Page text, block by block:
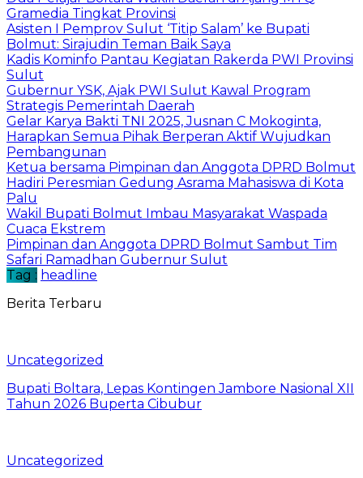
Gramedia Tingkat Provinsi
Asisten I Pemprov Sulut ‘Titip Salam’ ke Bupati
Bolmut: Sirajudin Teman Baik Saya
Kadis Kominfo Pantau Kegiatan Rakerda PWI Provinsi
Sulut
Gubernur YSK, Ajak PWI Sulut Kawal Program
Strategis Pemerintah Daerah
Gelar Karya Bakti TNI 2025, Jusnan C Mokoginta,
Harapkan Semua Pihak Berperan Aktif Wujudkan
Pembangunan
Ketua bersama Pimpinan dan Anggota DPRD Bolmut
Hadiri Peresmian Gedung Asrama Mahasiswa di Kota
Palu
Wakil Bupati Bolmut Imbau Masyarakat Waspada
Cuaca Ekstrem
Pimpinan dan Anggota DPRD Bolmut Sambut Tim
Safari Ramadhan Gubernur Sulut
Tag : headline
Berita Terbaru
Uncategorized
Bupati Boltara, Lepas Kontingen Jambore Nasional XII
Tahun 2026 Buperta Cibubur
Uncategorized